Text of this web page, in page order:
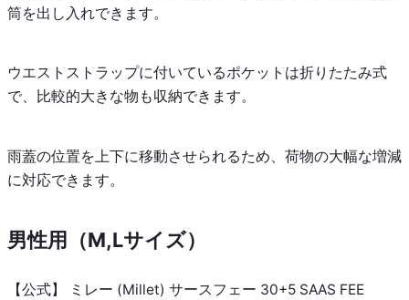
筒を出し入れできます。
ウエストストラップに付いているポケットは折りたたみ式
で、比較的大きな物も収納できます。
雨蓋の位置を上下に移動させられるため、荷物の大幅な増減
に対応できます。
男性用（M,Lサイズ）
【公式】 ミレー (Millet) サースフェー 30+5 SAAS FEE